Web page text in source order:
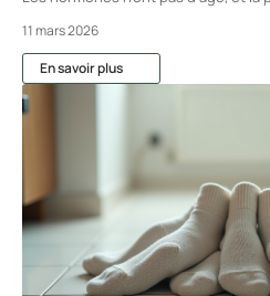
11 mars 2026
En savoir plus